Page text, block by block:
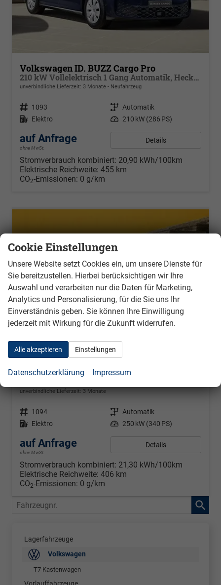
Volkswagen ID. BUZZ Cargo Pro
210 kW Vollelektrisch 1 Gang Automatik, Heckflügeltüren, Klimaautomatik, PDC vorne u. hinten, 5 Jahre Werksgarantie, Serviceplan zum Aktionspreis, Ladekabel Mode 3, Beifahrerdoppelsitzbank,
unverbindliche Lieferzeit: 3 Monate Neufahrzeug
Fahrzeugnr. 1093 Getriebe Automatik
Kraftstoff Elektro Leistung 210 kW (286 PS)
auf Anfrage
ohne MwSt.
Details
Stromverbrauch kombiniert: 20,90 kWh/100km
Elektrische Reichweite: 455 km
CO2-Emissionen: 0 g/km
Volkswagen ID. BUZZ Cargo Pro
unverbindliche Lieferzeit: 3 Monate
Fahrzeugnr. 1094 Getriebe Automatik
Kraftstoff Elektro Leistung 250 kW (340 PS)
auf Anfrage
ohne MwSt.
Details
Stromverbrauch kombiniert: 21,30 kWh/100km
Elektrische Reichweite: 406 km
CO2-Emissionen: 0 g/km
Fahrzeugnr.
Lagerfahrzeuge
Volkswagen
T7 Kastenwagen
Cookie Einstellungen
Unsere Website setzt Cookies ein, um unsere Dienste für
Sie bereitzustellen. Hierbei berücksichtigen wir Ihre
Auswahl und verarbeiten nur die Daten für Marketing,
Analytics und Personalisierung, für die Sie uns Ihr
Einverständnis geben. Sie können Ihre Einwilligung
jederzeit mit Wirkung für die Zukunft widerrufen.
Alle akzeptieren Einstellungen
Datenschutzerklärung Impressum